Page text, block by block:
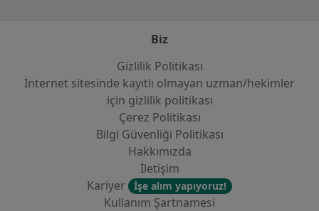
Biz
Gizlilik Politikası
İnternet sitesinde kayıtlı olmayan uzman/hekimler
i̇çin gizlilik politikası
Çerez Politikası
Bilgi Güvenliği Politikası
Hakkımızda
İletişim
Kariyer
İşe alım yapıyoruz!
Kullanım Şartnamesi